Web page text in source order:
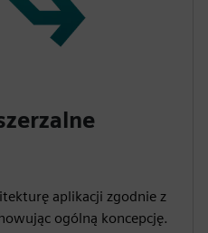
aplikacji zgodnie z
ogólną koncepcję.